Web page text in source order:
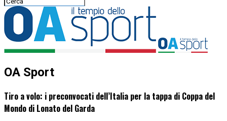
OA Sport
Tiro a volo: i preconvocati dell’Italia per la tappa di Coppa del
Mondo di Lonato del Garda